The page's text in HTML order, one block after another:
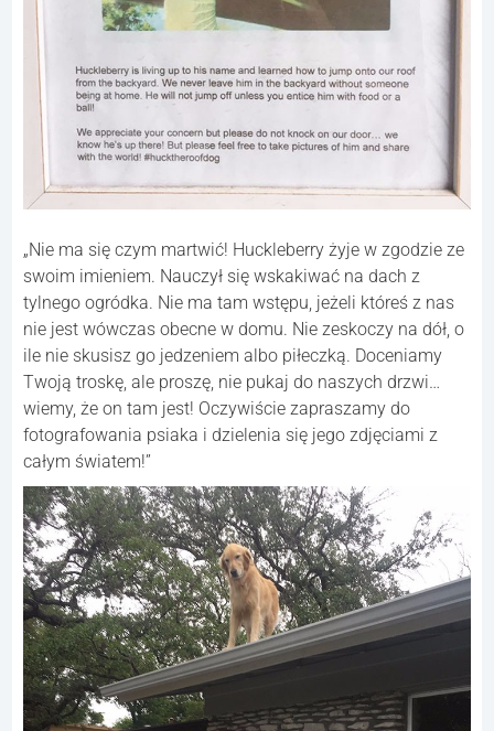
„Nie ma się czym martwić! Huckleberry żyje w zgodzie ze
swoim imieniem. Nauczył się wskakiwać na dach z
tylnego ogródka. Nie ma tam wstępu, jeżeli któreś z nas
nie jest wówczas obecne w domu. Nie zeskoczy na dół, o
ile nie skusisz go jedzeniem albo piłeczką. Doceniamy
Twoją troskę, ale proszę, nie pukaj do naszych drzwi…
wiemy, że on tam jest! Oczywiście zapraszamy do
fotografowania psiaka i dzielenia się jego zdjęciami z
całym światem!”